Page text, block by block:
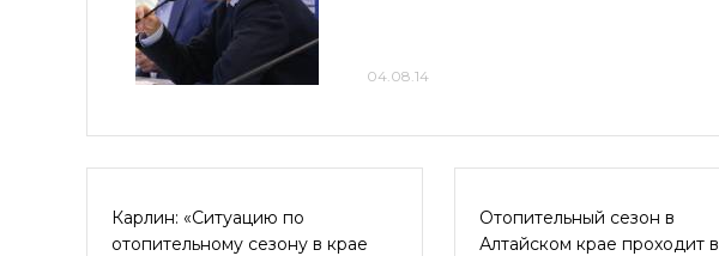
04.08.14
Карлин: «Ситуацию по
отопительному сезону в крае
Отопительный сезон в
Алтайском крае проходит в